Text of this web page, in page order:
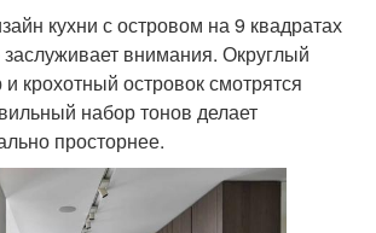
кухни с островом на 9 квадратах
внимания. Округлый
и крохотный островок смотрятся
набор тонов делает
просторнее.